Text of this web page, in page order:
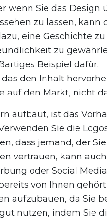
wenn Sie das Design
zu lassen, kann
eine Geschichte zu
zu
Beispiel dafür.
den Inhalt
auf den Markt, nicht
aufbaut, ist das
Sie die
dass jemand, der
vertrauen, kann
oder Social
von Ihnen gehört
aufzubauen, da Sie
nutzen, indem Sie